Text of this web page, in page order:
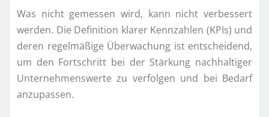
Was nicht gemessen wird, kann nicht verbessert
werden. Die Definition klarer Kennzahlen (KPIs) und
deren regelmäßige Überwachung ist entscheidend,
um den Fortschritt bei der Stärkung nachhaltiger
Unternehmenswerte zu verfolgen und bei Bedarf
anzupassen.